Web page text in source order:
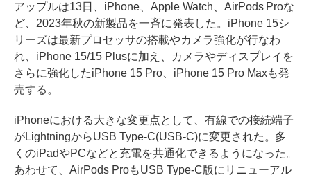
アップルは13日、iPhone、Apple Watch、AirPods Proな
ど、2023年秋の新製品を一斉に発表した。iPhone 15シ
リーズは最新プロセッサの搭載やカメラ強化が行なわ
れ、iPhone 15/15 Plusに加え、カメラやディスプレイを
さらに強化したiPhone 15 Pro、iPhone 15 Pro Maxも発
売する。
iPhoneにおける大きな変更点として、有線での接続端子
がLightningからUSB Type-C(USB-C)に変更された。多
くのiPadやPCなどと充電を共通化できるようになった。
あわせて、AirPods ProもUSB Type-C版にリニューアル